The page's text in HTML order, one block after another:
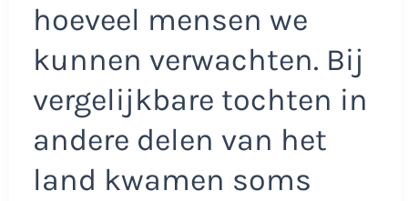
hoeveel mensen we
kunnen verwachten. Bij
vergelijkbare tochten in
andere delen van het
land kwamen soms